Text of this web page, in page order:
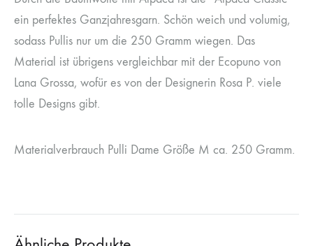
ein perfektes Ganzjahresgarn. Schön weich und volumig,
sodass Pullis nur um die 250 Gramm wiegen. Das
Material ist übrigens vergleichbar mit der Ecopuno von
Lana Grossa, wofür es von der Designerin Rosa P. viele
tolle Designs gibt.
Materialverbrauch Pulli Dame Größe M ca. 250 Gramm.